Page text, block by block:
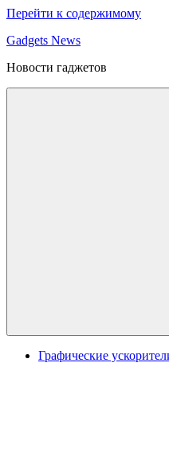
Перейти к содержимому
Gadgets News
Новости гаджетов
Графические